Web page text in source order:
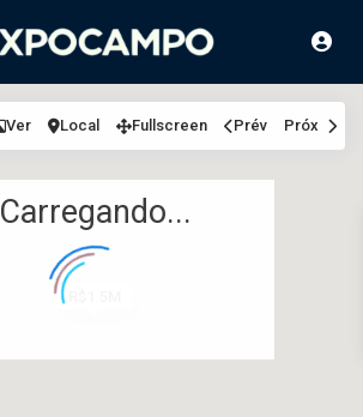
Carregando...
Ver Local Fullscreen Prév Próx